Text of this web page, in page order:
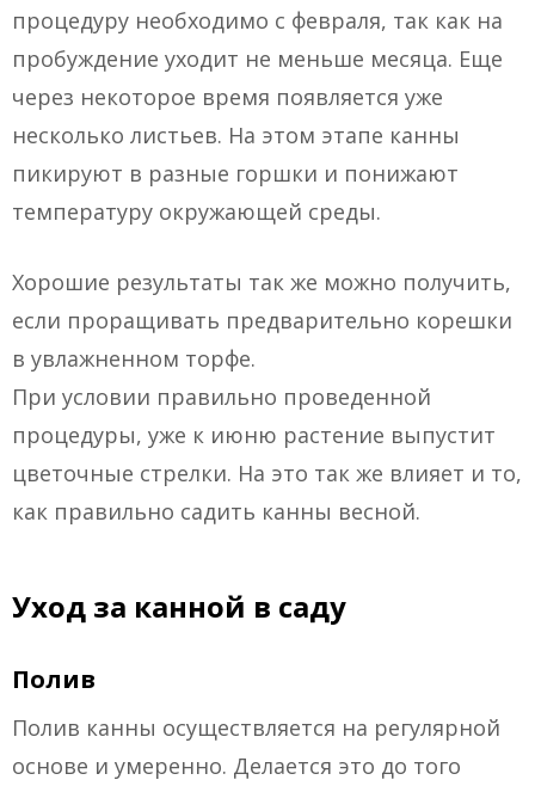
процедуру необходимо с февраля, так как на
пробуждение уходит не меньше месяца. Еще
через некоторое время появляется уже
несколько листьев. На этом этапе канны
пикируют в разные горшки и понижают
температуру окружающей среды.
Хорошие результаты так же можно получить,
если проращивать предварительно корешки
в увлажненном торфе.
При условии правильно проведенной
процедуры, уже к июню растение выпустит
цветочные стрелки. На это так же влияет и то,
как правильно садить канны весной.
Уход за канной в саду
Полив
Полив канны осуществляется на регулярной
основе и умеренно. Делается это до того